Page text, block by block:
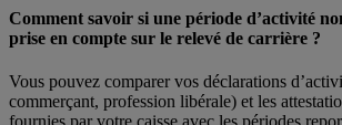
Comment savoir si une période d’activité
prise en compte sur le relevé de carrière ?
Vous pouvez comparer vos déclarations
commerçant, profession libérale) et les